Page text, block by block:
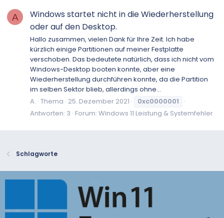
A
Windows startet nicht in die Wiederherstellung
oder auf den Desktop.
Hallo zusammen, vielen Dank für Ihre Zeit. Ich habe
kürzlich einige Partitionen auf meiner Festplatte
verschoben. Das bedeutete natürlich, dass ich nicht vom
Windows-Desktop booten konnte, aber eine
Wiederherstellung durchführen konnte, da die Partition
im selben Sektor blieb, allerdings ohne...
A. Thema 25. Dezember 2021
0xc0000001
Antworten: 3 Forum: Windows 11 Leistung & Systemfehler
Schlagworte